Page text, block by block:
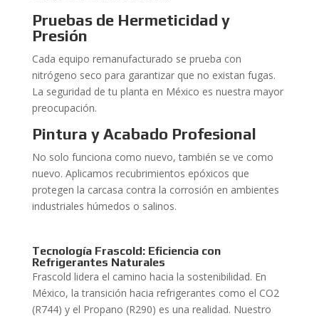
Pruebas de Hermeticidad y
Presión
Cada equipo remanufacturado se prueba con
nitrógeno seco para garantizar que no existan fugas.
La seguridad de tu planta en México es nuestra mayor
preocupación.
Pintura y Acabado Profesional
No solo funciona como nuevo, también se ve como
nuevo. Aplicamos recubrimientos epóxicos que
protegen la carcasa contra la corrosión en ambientes
industriales húmedos o salinos.
Tecnología Frascold: Eficiencia con
Refrigerantes Naturales
Frascold lidera el camino hacia la sostenibilidad. En
México, la transición hacia refrigerantes como el CO2
(R744) y el Propano (R290) es una realidad. Nuestro